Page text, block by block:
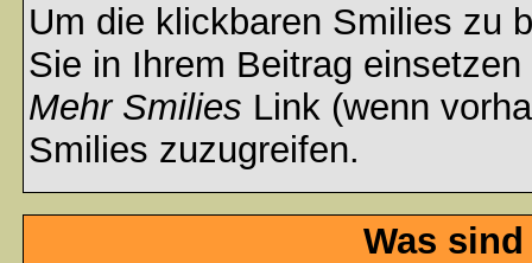
Um die klickbaren Smilies zu
Sie in Ihrem Beitrag
Mehr Smilies Link (wenn
Smilies zuzugreifen.
Was